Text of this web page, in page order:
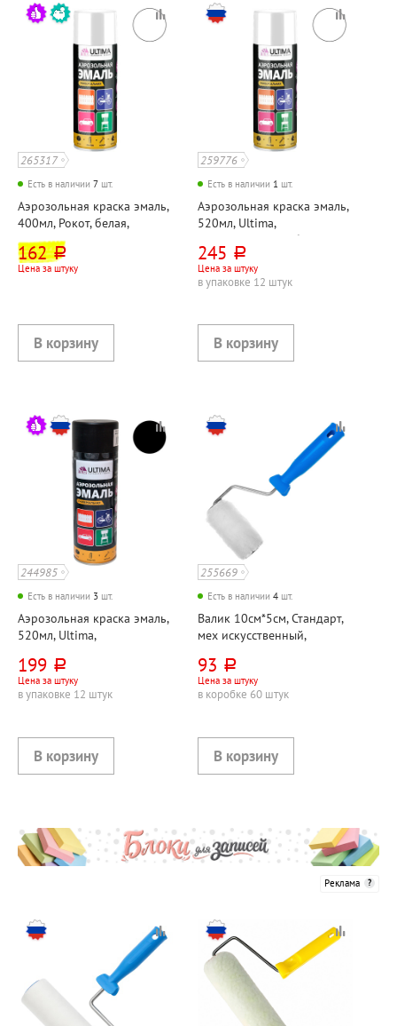
265317
Есть в наличии 7 шт.
Аэрозольная краска эмаль,
400мл, Рокот, белая,
глянцевая
162 руб.
Цена за штуку
259776
Есть в наличии 1 шт.
Аэрозольная краска эмаль,
520мл, Ultima,
"Универсальная", белая,
глянцевая
245 руб.
Цена за штуку
в упаковке 12 штук
244985
Есть в наличии 3 шт.
Аэрозольная краска эмаль,
520мл, Ultima,
глянцевая
199 руб.
Цена за штуку
в упаковке 12 штук
255669
Есть в наличии 4 шт.
Валик 10см*5см, Стандарт,
мех искусственный,
бюгель 6мм, ворс 6мм
93 руб.
Цена за штуку
в коробке 60 штук
Реклама